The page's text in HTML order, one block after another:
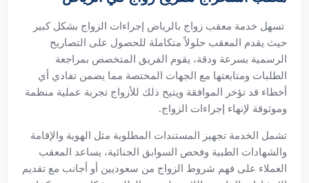
تسهل خدمة معقب زواج بالرياض إجراءات الزواج بشكل كبير
حيث يقدم المعقب حلولاً متكاملة للحصول على التصاريح
الرسمية بسرعة ودقة، يقوم الفريق المتخصص بمراجعة
الطلبات ومتابعتها مع الجهات المختصة مما يضمن تفادي أي
أخطاء قد تؤخر الموافقة ويتيح ذلك للأزواج تجربة عملية منظمة
وموثوقة لإنهاء إجراءات الزواج.
تشمل الخدمة تجهيز المستندات المطلوبة مثل الهوية والإقامة
والشهادات الطبية وفحص السوابق الجنائية، يساعد المعقب
العملاء على فهم شروط الزواج من سعوديين أو أجانب مع تقديم